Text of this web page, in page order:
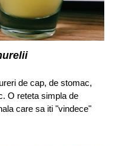
de cap, de stomac,
O reteta simpla de
care sa iti "vindece"